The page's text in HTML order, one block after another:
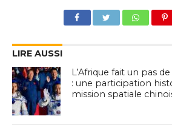
LIRE AUSSI
L’Afrique fait un pas
: une participation
mission spatiale